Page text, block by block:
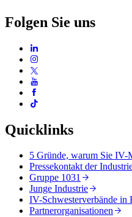
Folgen Sie uns
Quicklinks
5 Gründe, warum Sie IV-
Pressekontakt der
Gruppe 1031
Junge Industrie
IV-Schwesterverbände in
Partnerorganisationen